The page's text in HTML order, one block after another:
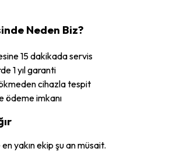
Neden Biz?
15 dakikada servis
1 yıl garanti
cihazla tespit
ödeme imkanı
yakın ekip şu an müsait.